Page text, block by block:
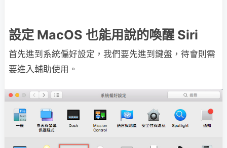
設定 MacOS 也能用說的喚醒 Siri
首先進到系統偏好設定，我們要先進到鍵盤，待會則需
要進入輔助使用。